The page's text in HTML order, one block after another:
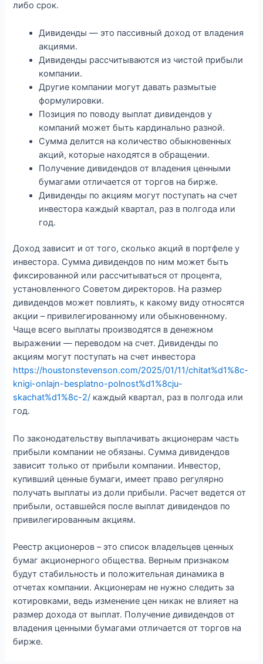
либо срок.
Дивиденды — это пассивный доход от владения
акциями.
Дивиденды рассчитываются из чистой прибыли
компании.
Другие компании могут давать размытые
формулировки.
Позиция по поводу выплат дивидендов у
компаний может быть кардинально разной.
Сумма делится на количество обыкновенных
акций, которые находятся в обращении.
Получение дивидендов от владения ценными
бумагами отличается от торгов на бирже.
Дивиденды по акциям могут поступать на счет
инвестора каждый квартал, раз в полгода или
год.
Доход зависит и от того, сколько акций в портфеле у
инвестора. Сумма дивидендов по ним может быть
фиксированной или рассчитываться от процента,
установленного Советом директоров. На размер
дивидендов может повлиять, к какому виду относятся
акции – привилегированному или обыкновенному.
Чаще всего выплаты производятся в денежном
выражении — переводом на счет. Дивиденды по
акциям могут поступать на счет инвестора
https://houstonstevenson.com/2025/01/11/chitat%d1%8c-
knigi-onlajn-besplatno-polnost%d1%8cju-
skachat%d1%8c-2/ каждый квартал, раз в полгода или
год.
По законодательству выплачивать акционерам часть
прибыли компании не обязаны. Сумма дивидендов
зависит только от прибыли компании. Инвестор,
купивший ценные бумаги, имеет право регулярно
получать выплаты из доли прибыли. Расчет ведется от
прибыли, оставшейся после выплат дивидендов по
привилегированным акциям.
Реестр акционеров – это список владельцев ценных
бумаг акционерного общества. Верным признаком
будут стабильность и положительная динамика в
отчетах компании. Акционерам не нужно следить за
котировками, ведь изменение цен никак не влияет на
размер дохода от выплат. Получение дивидендов от
владения ценными бумагами отличается от торгов на
бирже.